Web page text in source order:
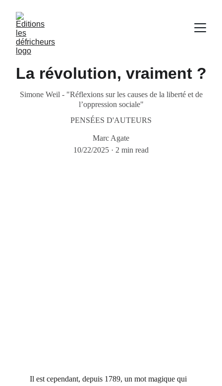
La révolution, vraiment ?
Simone Weil - "Réflexions sur les causes de la liberté et de
l’oppression sociale"
PENSÉES D'AUTEURS
Marc Agate
10/22/2025
2 min read
Il est cependant, depuis 1789, un mot magique qui